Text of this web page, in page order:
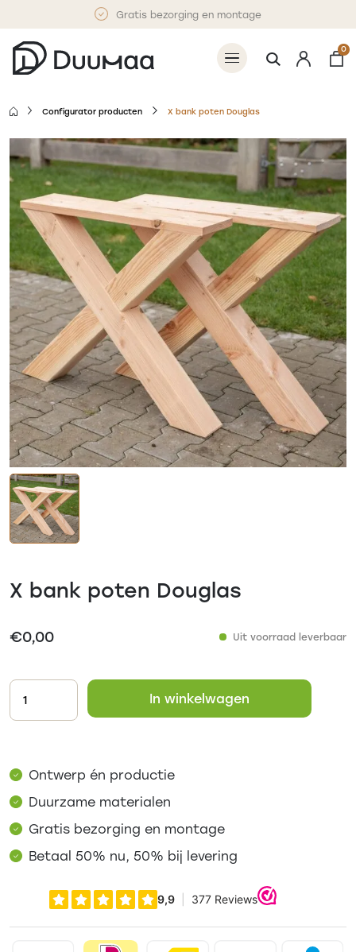
Gratis bezorging en montage
0
Configurator producten X bank poten Douglas
X bank poten Douglas
€0,00 Uit voorraad leverbaar
In winkelwagen
Ontwerp én productie
Duurzame materialen
Gratis bezorging en montage
Betaal 50% nu, 50% bij levering